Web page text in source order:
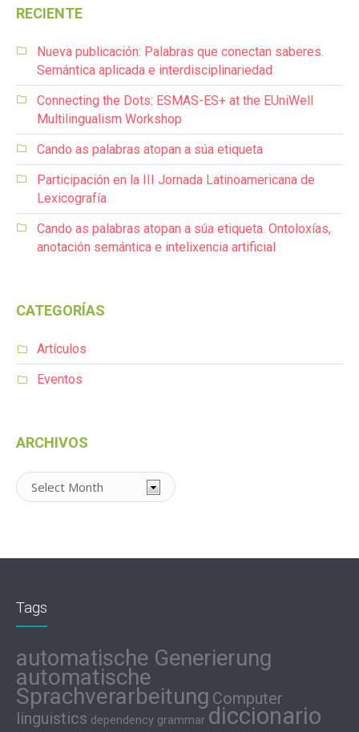
RECIENTE
Nueva publicación: Palabras que conectan saberes.
Semántica aplicada e interdisciplinariedad
Connecting the Dots: ESMAS-ES+ at the EUniWell
Multilingualism Workshop
Cando as palabras atopan a súa etiqueta
Participación en la III Jornada Latinoamericana de
Lexicografía
Cando as palabras atopan a súa etiqueta. Ontoloxías,
anotación semántica e intelixencia artificial
CATEGORÍAS
Artículos
Eventos
ARCHIVOS
Archivos
Tags
automatische Generierung
automatische
Sprachverarbeitung Computer
linguistics dependency grammar diccionario